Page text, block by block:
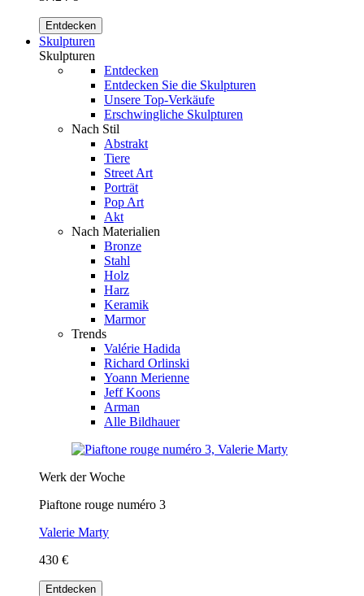
Entdecken
Skulpturen
Skulpturen
Entdecken
Entdecken Sie die Skulpturen
Unsere Top-Verkäufe
Erschwingliche Skulpturen
Nach Stil
Abstrakt
Tiere
Street Art
Porträt
Pop Art
Akt
Nach Materialien
Bronze
Stahl
Holz
Harz
Keramik
Marmor
Trends
Valérie Hadida
Richard Orlinski
Yoann Merienne
Jeff Koons
Arman
Alle Bildhauer
Werk der Woche
Piaftone rouge numéro 3
Valerie Marty
430 €
Entdecken